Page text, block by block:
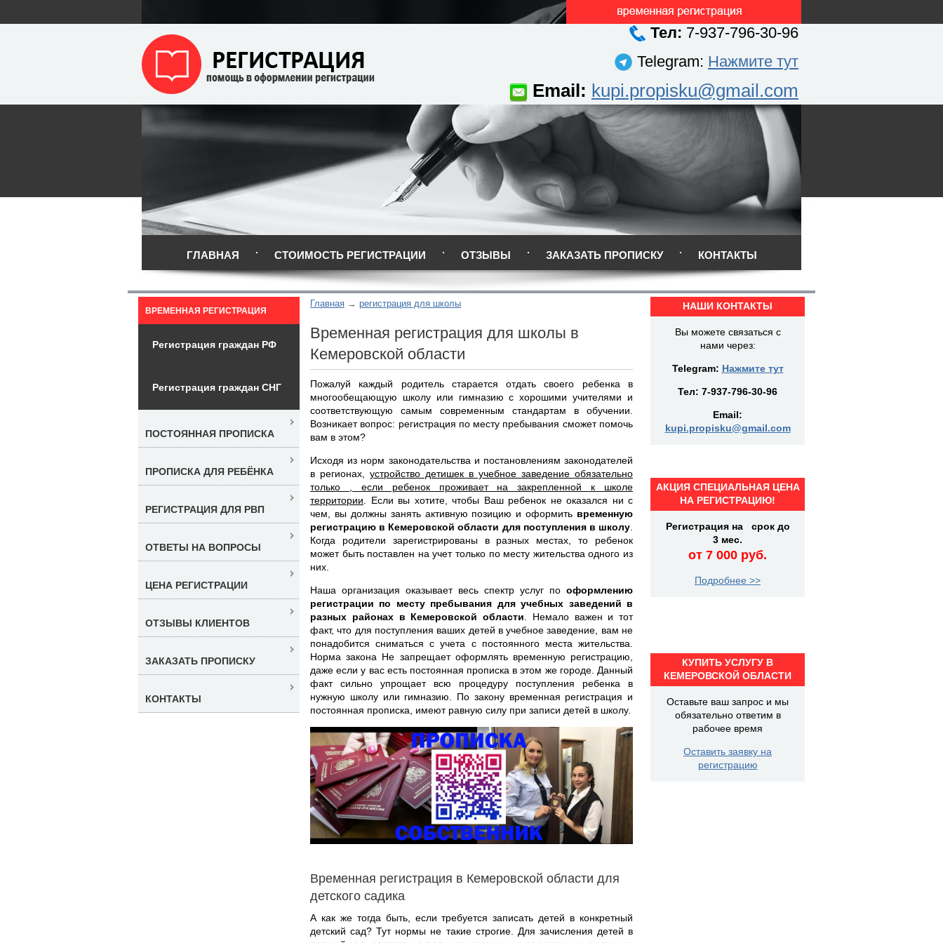
Тел: 7-937-796-30-96
Telegram: Нажмите тут
Email: kupi.propisku@gmail.com
ГЛАВНАЯ СТОИМОСТЬ РЕГИСТРАЦИИ ОТЗЫВЫ ЗАКАЗАТЬ ПРОПИСКУ КОНТАКТЫ
Главная регистрация для школы
Временная регистрация для школы в
Кемеровской области
Пожалуй каждый родитель старается отдать своего ребенка в
многообещающую школу или гимназию с хорошими учителями и
соответствующую самым современным стандартам в обучении.
Возникает вопрос: регистрация по месту пребывания сможет помочь
вам в этом?
Исходя из норм законодательства и постановлениям законодателей
в регионах, устройство детишек в учебное заведение обязательно
только , если ребенок проживает на закрепленной к школе
территории . Если вы хотите, чтобы Ваш ребенок не оказался ни с
чем, вы должны занять активную позицию и оформить временную
регистрацию в Кемеровской области для поступления в школу
Когда родители зарегистрированы в разных местах, то ребенок
может быть поставлен на учет только по месту жительства одного из
них.
Наша организация оказывает весь спектр услуг по оформлению
регистрации по месту пребывания для учебных заведений в
разных районах в Кемеровской области . Немало важен и тот
факт, что для поступления ваших детей в учебное заведение, вам не
понадобится сниматься с учета с постоянного места жительства.
Норма закона Не запрещает оформлять временную регистрацию,
даже если у вас есть постоянная прописка в этом же городе. Данный
факт сильно упрощает всю процедуру поступления ребенка в
нужную школу или гимназию. По закону временная регистрация и
постоянная прописка, имеют равную силу при записи детей в школу.
Временная регистрация в Кемеровской области для
детского садика
А как же тогда быть, если требуется записать детей в конкретный
детский сад? Тут нормы не такие строгие. Для зачисления детей в
ВРЕМЕННАЯ РЕГИСТРАЦИЯ
Регистрация граждан РФ
Регистрация граждан СНГ
ПОСТОЯННАЯ ПРОПИСКА
ПРОПИСКА ДЛЯ РЕБЁНКА
РЕГИСТРАЦИЯ ДЛЯ РВП
ОТВЕТЫ НА ВОПРОСЫ
ЦЕНА РЕГИСТРАЦИИ
ОТЗЫВЫ КЛИЕНТОВ
ЗАКАЗАТЬ ПРОПИСКУ
КОНТАКТЫ
НАШИ КОНТАКТЫ
Вы можете связаться с
нами через:
Telegram: Нажмите тут
Тел: 7-937-796-30-96
Email:
kupi.propisku@gmail.com
АКЦИЯ СПЕЦИАЛЬНАЯ ЦЕНА
НА РЕГИСТРАЦИЮ!
Регистрация на срок до
3 мес.
от 7 000 руб.
Подробнее >>
КУПИТЬ УСЛУГУ В
КЕМЕРОВСКОЙ ОБЛАСТИ
Оставьте ваш запрос и мы
обязательно ответим в
рабочее время
Оставить заявку на
регистрацию